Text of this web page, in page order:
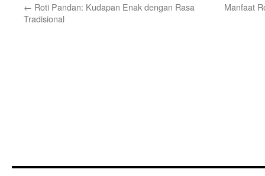
← Roti Pandan: Kudapan Enak dengan Rasa
Tradisional
Manfaat